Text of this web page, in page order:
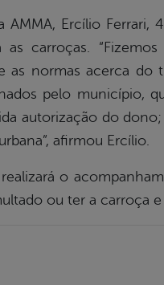
Ercílio Ferrari,
as carroças.
as normas acerca
pelo município,
autorização do
afirmou Ercílio.
o
ou ter a carroça